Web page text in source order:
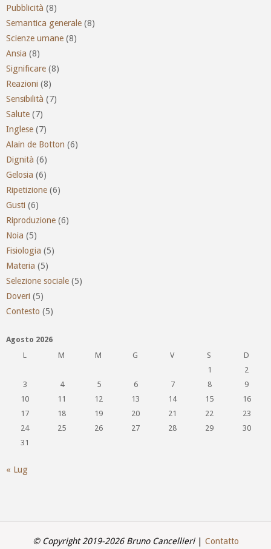
Pubblicità (8)
Semantica generale (8)
Scienze umane (8)
Ansia (8)
Significare (8)
Reazioni (8)
Sensibilità (7)
Salute (7)
Inglese (7)
Alain de Botton (6)
Dignità (6)
Gelosia (6)
Ripetizione (6)
Gusti (6)
Riproduzione (6)
Noia (5)
Fisiologia (5)
Materia (5)
Selezione sociale (5)
Doveri (5)
Contesto (5)
Agosto 2026
L
M M G V S
D
1
2
3
4 5 6 7 8
9
10
11 12 13 14 15
16
17
18 19 20 21 22
23
24
25 26 27 28 29
30
31
« Lug
© Copyright 2019-2026 Bruno Cancellieri| Contatto